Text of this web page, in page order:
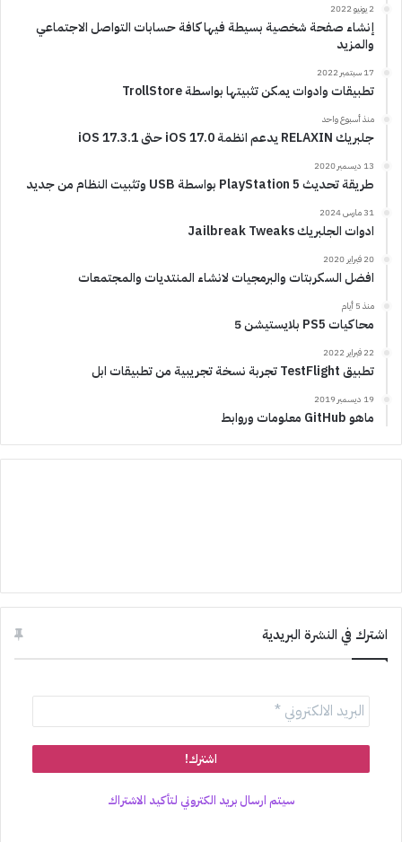
2 يونيو 2022
إنشاء صفحة شخصية بسيطة فيها كافة حسابات التواصل الاجتماعي
والمزيد
17 سبتمبر 2022
تطبيقات وادوات يمكن تثبيتها بواسطة TrollStore
منذ أسبوع واحد
جلبريك RELAXIN يدعم انظمة iOS 17.0 حتى iOS 17.3.1
13 ديسمبر 2020
طريقة تحديث PlayStation 5 بواسطة USB وتثبيت النظام من جديد
31 مارس 2024
ادوات الجلبريك Jailbreak Tweaks
20 فبراير 2020
افضل السكربتات والبرمجيات لانشاء المنتديات والمجتمعات
منذ 5 أيام
محاكيات PS5 بلايستيشن 5
22 فبراير 2022
تطبيق TestFlight تجربة نسخة تجريبية من تطبيقات ابل
19 ديسمبر 2019
ماهو GitHub معلومات وروابط
اشترك في النشرة البريدية
سيتم ارسال بريد الكتروني لتأكيد الاشتراك